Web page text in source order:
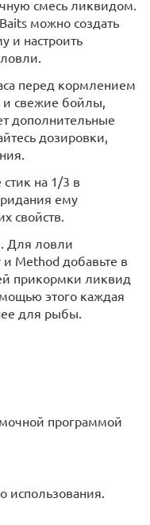
смесь ликвидом.
можно создать
и настроить
перед кормлением
свежие бойлы,
дополнительные
дозировки,
на 1/3 в
ему
свойств.
Для ловли
Method добавьте в
прикормки ликвид
этого каждая
для рыбы.
программой
использования.